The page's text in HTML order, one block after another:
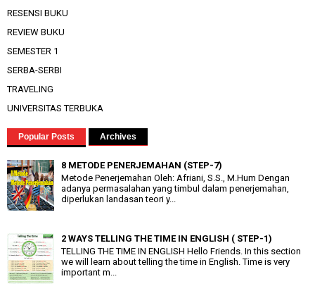
RESENSI BUKU
REVIEW BUKU
SEMESTER 1
SERBA-SERBI
TRAVELING
UNIVERSITAS TERBUKA
Popular Posts Archives
8 METODE PENERJEMAHAN (STEP-7)
Metode Penerjemahan Oleh: Afriani, S.S., M.Hum Dengan
adanya permasalahan yang timbul dalam penerjemahan,
diperlukan landasan teori y...
2 WAYS TELLING THE TIME IN ENGLISH ( STEP-1)
TELLING THE TIME IN ENGLISH Hello Friends. In this section
we will learn about telling the time in English. Time is very
important m...